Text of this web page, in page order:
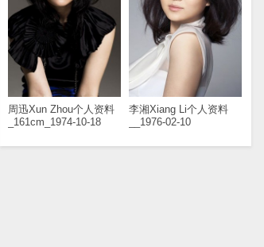
周迅Xun Zhou个人资料
_161cm_1974-10-18
李湘Xiang Li个人资料
__1976-02-10